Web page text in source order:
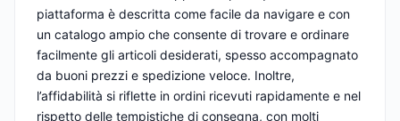
piattaforma è descritta come facile da navigare e con
un catalogo ampio che consente di trovare e ordinare
facilmente gli articoli desiderati, spesso accompagnato
da buoni prezzi e spedizione veloce. Inoltre,
l’affidabilità si riflette in ordini ricevuti rapidamente e nel
rispetto delle tempistiche di consegna, con molti